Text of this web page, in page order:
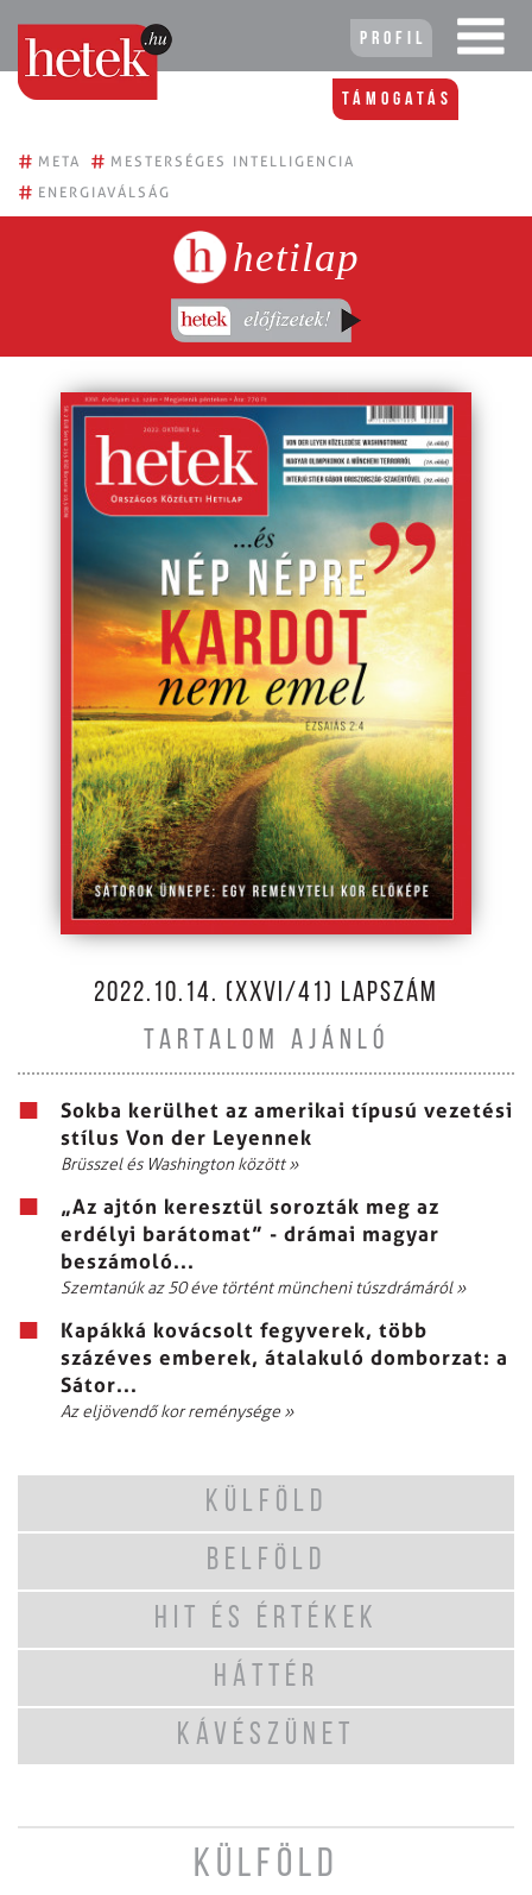
Profil
Támogatás
# META # MESTERSÉGES INTELLIGENCIA
# ENERGIAVÁLSÁG
hetilap
2022.10.14. (XXVI/41) LAPSZÁM
TARTALOM AJÁNLÓ
Sokba kerülhet az amerikai típusú vezetési
stílus Von der Leyennek
Brüsszel és Washington között»
„Az ajtón keresztül sorozták meg az
erdélyi barátomat” - drámai magyar
beszámoló...
Szemtanúk az 50 éve történt müncheni túszdrámáról»
Kapákká kovácsolt fegyverek, több
százéves emberek, átalakuló domborzat: a
Sátor...
Az eljövendő kor reménysége »
KÜLFÖLD
BELFÖLD
HIT ÉS ÉRTÉKEK
HÁTTÉR
KÁVÉSZÜNET
KÜLFÖLD